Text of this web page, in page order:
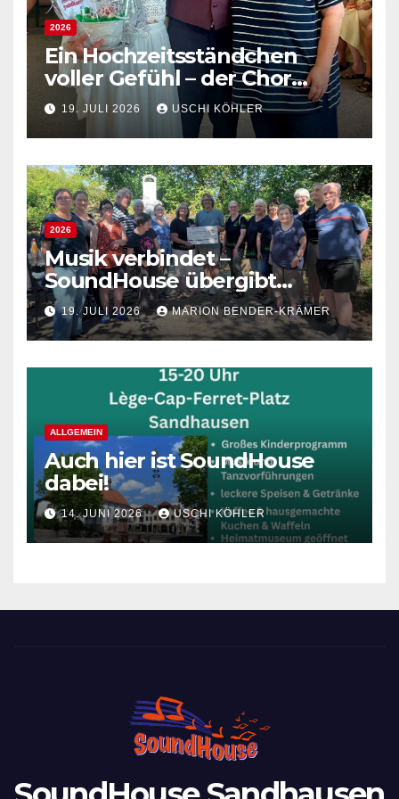
2026
Ein Hochzeitsständchen
voller Gefühl – der Chor
gratuliert Verena und
Sébastien
19. JULI 2026 USCHI KÖHLER
2026
Musik verbindet –
SoundHouse übergibt
Spende an die Lebenshilfe
Sandhausen
19. JULI 2026 MARION BENDER-KRÄMER
ALLGEMEIN
Auch hier ist SoundHouse
dabei!
14. JUNI 2026 USCHI KÖHLER